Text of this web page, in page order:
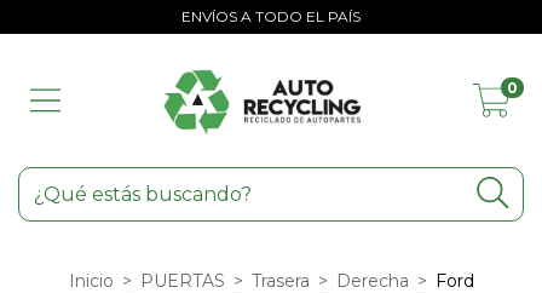
ENVÍOS A TODO EL PAÍS
0
Inicio > PUERTAS > Trasera > Derecha > Ford